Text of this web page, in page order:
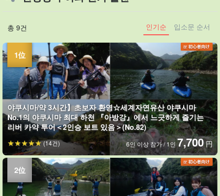
총 9건 인기순 입소문 순서
야쿠시마/약 3시간】초보자 환영☆세계자연유산 야쿠시마
No.1의 야쿠시마 최대 하천 『아방강』에서 느긋하게 즐기는
리버 카약 투어＜2인승 보트 있음＞(No.82)
6인 이상 참가 / 1인 7,700 円
(14건)